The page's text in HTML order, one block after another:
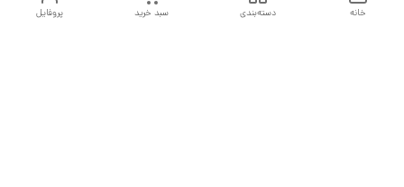
پروفایل سبد خرید دسته‌بندی خانه